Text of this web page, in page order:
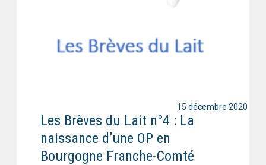
Les Brèves du Lait n°4 : La
naissance d’une OP en
Bourgogne Franche-Comté
15 décembre 2020